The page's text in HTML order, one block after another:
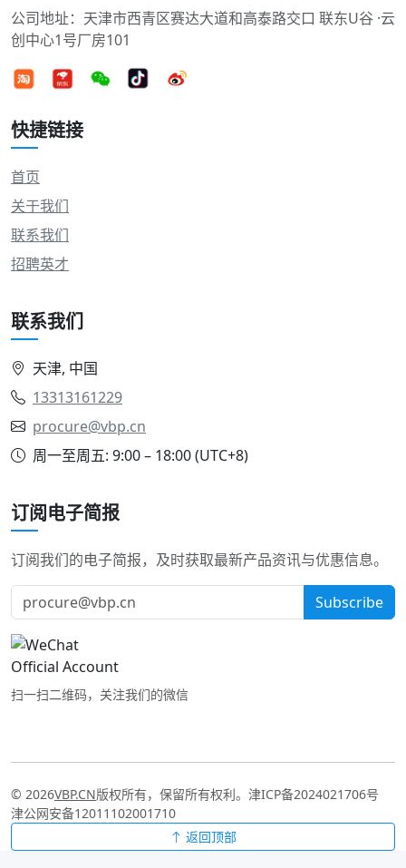
公司地址：天津市西青区赛达大道和高泰路交口 联东U谷 ·云
创中心1号厂房101
快捷链接
首页
关于我们
联系我们
招聘英才
联系我们
天津, 中国
13313161229
procure@vbp.cn
周一至周五: 9:00 – 18:00 (UTC+8)
订阅电子简报
订阅我们的电子简报，及时获取最新产品资讯与优惠信息。
Subscribe
扫一扫二维码，关注我们的微信
© 2026VBP.CN版权所有，保留所有权利。 津ICP备2024021706号
津公网安备12011102001710
返回顶部